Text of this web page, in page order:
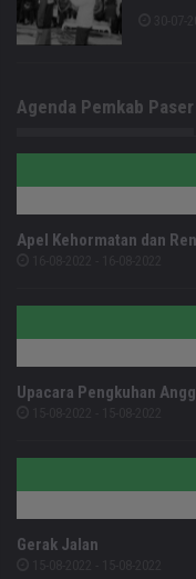
Agenda Pemkab Paser
Apel Kehormatan dan
Upacara Pengkuhan
Gerak Jalan